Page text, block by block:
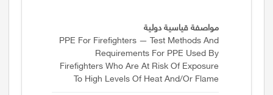
مواصفة قياسية دولية
PPE For Firefighters — Test Methods And
Requirements For PPE Used By
Firefighters Who Are At Risk Of Exposure
To High Levels Of Heat And/or Flame